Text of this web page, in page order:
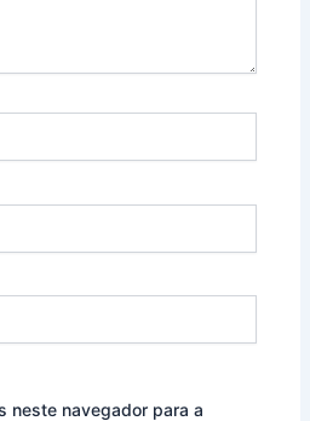
neste navegador para a